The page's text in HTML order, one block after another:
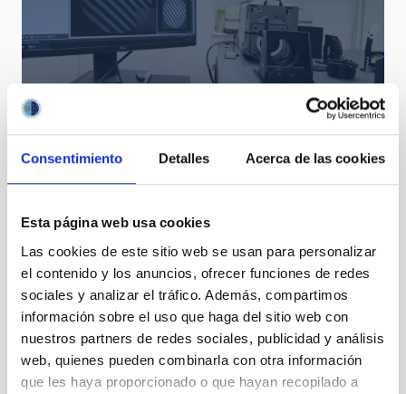
Consentimiento Detalles Acerca de las cookies
Esta página web usa cookies
Las cookies de este sitio web se usan para personalizar
el contenido y los anuncios, ofrecer funciones de redes
sociales y analizar el tráfico. Además, compartimos
información sobre el uso que haga del sitio web con
nuestros partners de redes sociales, publicidad y análisis
web, quienes pueden combinarla con otra información
que les haya proporcionado o que hayan recopilado a
Interferómetro Fizeau
Parte sur del halo exterior de la nebulosa del Anillo